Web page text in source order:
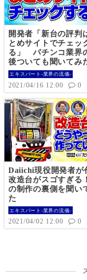
開発者「新台の評判
とめサイトでチェッ
る」 パチンコ業界
後ついても聞いてみ
エキスパート-業界の流儀-
2021/04/16 12:00 0
Daiichi現役開発者が
改造台がスゴすぎる
の制作の裏側を聞い
た
エキスパート-業界の流儀-
2021/04/02 12:00 0